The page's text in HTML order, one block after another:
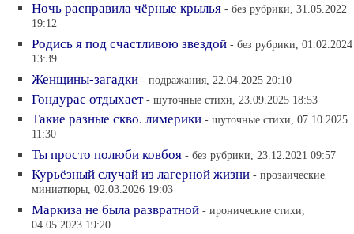
Ночь расправила чёрные крылья - без рубрики, 31.05.2022
19:12
Родись я под счастливою звездой - без рубрики, 01.02.2024
13:39
Женщины-загадки - подражания, 22.04.2025 20:10
Гондурас отдыхает - шуточные стихи, 23.09.2025 18:53
Такие разные скво. лимерики - шуточные стихи, 07.10.2025
11:30
Ты просто полюби ковбоя - без рубрики, 23.12.2021 09:57
Курьёзный случай из лагерной жизни - прозаические
миниатюры, 02.03.2026 19:03
Маркиза не была развратной - иронические стихи,
04.05.2023 19:20